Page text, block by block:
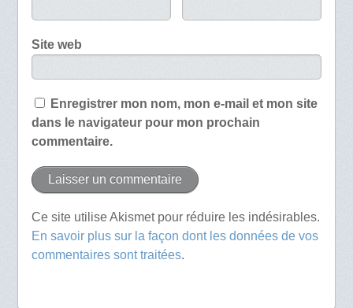
Site web
Enregistrer mon nom, mon e-mail et mon site
dans le navigateur pour mon prochain
commentaire.
Ce site utilise Akismet pour réduire les indésirables.
En savoir plus sur la façon dont les données de vos
commentaires sont traitées.